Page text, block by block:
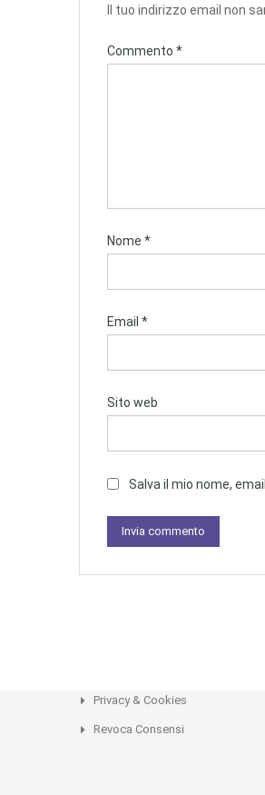
Il tuo indirizzo email non
Commento *
Nome *
Email *
Sito web
Salva il mio nome,
Privacy & Cookies
Revoca Consensi